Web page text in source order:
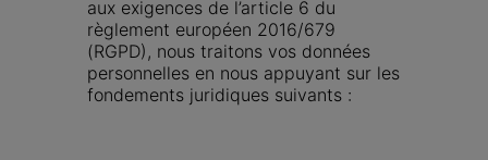
aux exigences de l’article 6 du
règlement européen 2016/679
(RGPD), nous traitons vos données
personnelles en nous appuyant sur les
fondements juridiques suivants :